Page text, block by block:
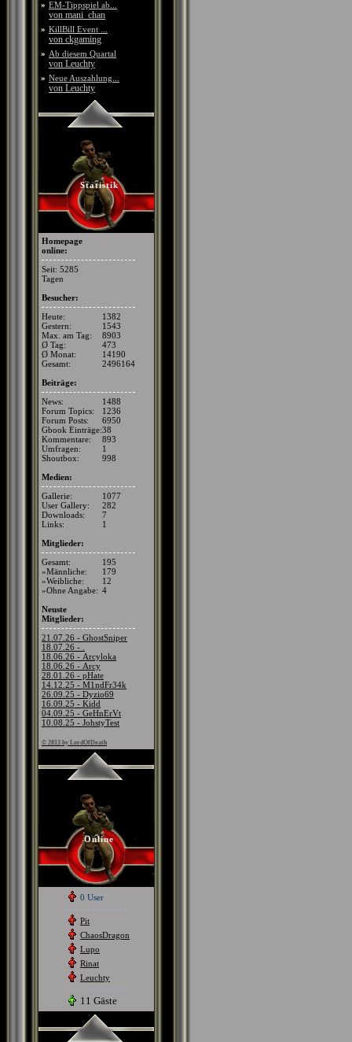
» EM-Tippspiel ab...
von mani_chan
» KillBill Event ...
von ckgaming
» Ab diesem Quartal
von Leuchty
» Neue Auszahlung...
von Leuchty
Statistik
Homepage
online:
Seit: 5285
Tagen
Besucher:
Heute:
1382
Gestern:
1543
Max. am Tag:
8903
Ø Tag:
473
Ø Monat:
14190
Gesamt:
2496164
Beiträge:
News:
1488
Forum Topics:
1236
Forum Posts:
6950
Gbook Einträge:38
Kommentare:
893
Umfragen:
1
Shoutbox:
998
Medien:
Gallerie:
1077
User Gallery:
282
Downloads:
7
Links:
1
Mitglieder:
Gesamt:
195
»Männliche:
179
»Weibliche:
12
»Ohne Angabe: 4
Neuste
Mitglieder:
21.07.26 - GhostSniper
18.07.26 - .
18.06.26 - Arcyloka
18.06.26 - Arcy
28.01.26 - pHate
14.12.25 - M1ndFr34k
26.09.25 - Dyzio69
16.09.25 - Kidd
04.09.25 - GeHnErVt
10.08.25 - JohstyTest
© 2013 by LordOfDeath
Online
0 User
Pit
ChaosDragon
Lupo
Rinat
Leuchty
11 Gäste